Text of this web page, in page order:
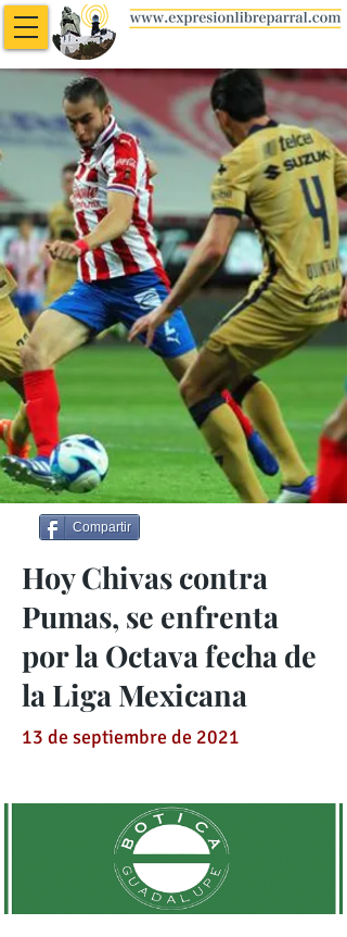
Compartir
Hoy Chivas contra
Pumas, se enfrenta
por la Octava fecha de
la Liga Mexicana
13 de septiembre de 2021